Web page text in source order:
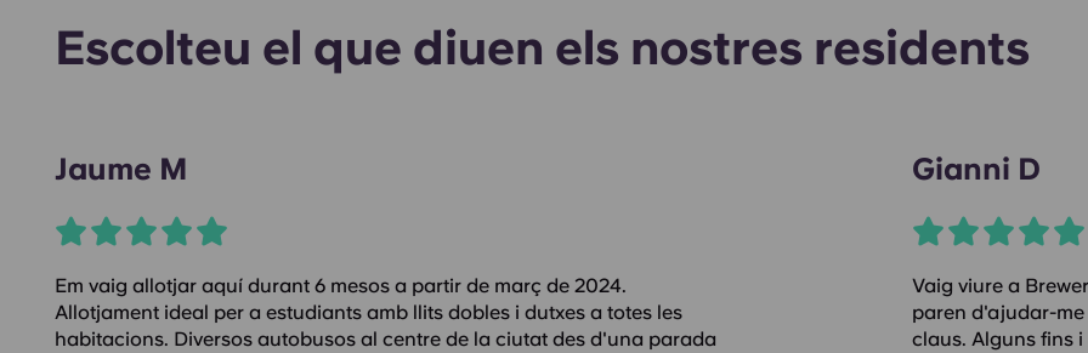
Escolteu el que diuen els nostres residents
Jaume M
Em vaig allotjar aquí durant 6 mesos a partir de març de 2024.
Allotjament ideal per a estudiants amb llits dobles i dutxes a totes les
habitacions. Diversos autobusos al centre de la ciutat des d'una parada
Gianni D
Vaig viure a
paren d'ajudar-
claus. Alguns fins